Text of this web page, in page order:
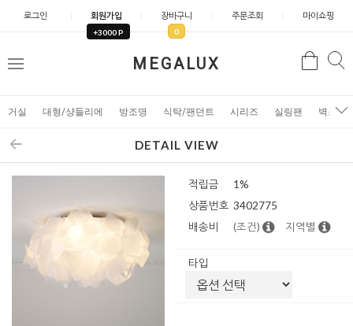
로그인 회원가입
+3000 P
장바구니
0
주문조회 마이쇼핑
MEGALUX
메
검
거실 대형/샹들리에 방조명 식탁/팬던트 시리즈 실링팬 벽조명
DETAIL VIEW
적립금
1%
상품번호 3402775
배송비
(조건) 지역별
타입